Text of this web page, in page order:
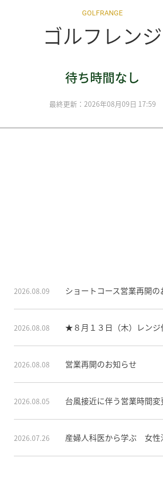
GOLFRANGE
ゴルフレンジ
待ち時間なし
最終更新：2026年08月09日 17:59
2026.08.09 ショートコース営業再開の
2026.08.08 ★８月１３日（木）レンジ
2026.08.08 営業再開のお知らせ
2026.08.05 台風接近に伴う営業時間
2026.07.26 産婦人科医から学ぶ 女